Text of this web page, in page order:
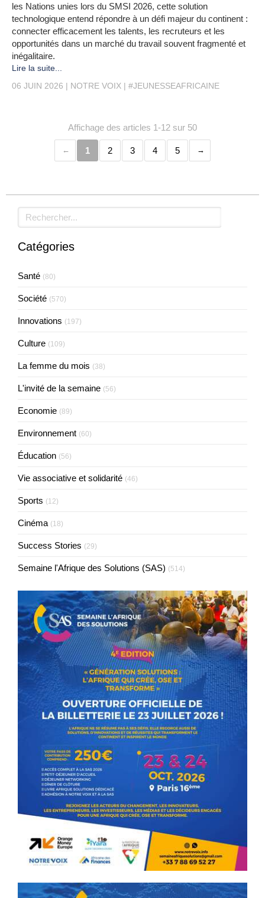
les Nations unies lors du SMSI 2026, cette solution
technologique entend répondre à un défi majeur du continent :
connecter efficacement les talents, les recruteurs et les
opportunités dans un marché du travail souvent fragmenté et
inégalitaire.
Lire la suite...
06 JUIN 2026
NOTRE VOIX #JEUNESSEAFRICAINE
Affichage des articles 1-12 sur 50
1 2 3 4 5
Rechercher
Catégories
Santé (80)
Société (570)
Innovations (197)
Culture (109)
La femme du mois (38)
L'invité de la semaine (56)
Economie (89)
Environnement (60)
Éducation (56)
Vie associative et solidarité (46)
Sports (12)
Cinéma (18)
Success Stories (29)
Semaine l'Afrique des Solutions (SAS) (514)